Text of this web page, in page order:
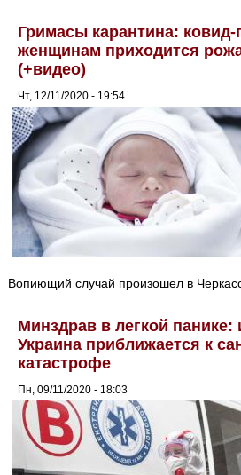
Гримасы карантина:
женщинам приходится
(+видео)
Чт, 12/11/2020 - 19:54
Вопиющий случай произошел в
Минздрав в легкой панике:
Украина приближается к
катастрофе
Пн, 09/11/2020 - 18:03